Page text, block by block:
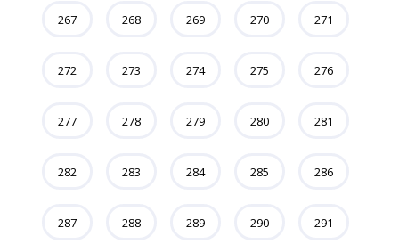
267 268 269 270 271
272 273 274 275 276
277 278 279 280 281
282 283 284 285 286
287 288 289 290 291